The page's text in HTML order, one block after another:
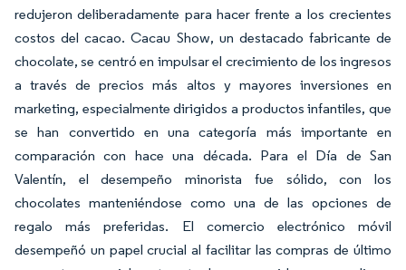
redujeron deliberadamente para hacer frente a los crecientes
costos del cacao. Cacau Show, un destacado fabricante de
chocolate, se centró en impulsar el crecimiento de los ingresos
a través de precios más altos y mayores inversiones en
marketing, especialmente dirigidos a productos infantiles, que
se han convertido en una categoría más importante en
comparación con hace una década. Para el Día de San
Valentín, el desempeño minorista fue sólido, con los
chocolates manteniéndose como una de las opciones de
regalo más preferidas. El comercio electrónico móvil
desempeñó un papel crucial al facilitar las compras de último